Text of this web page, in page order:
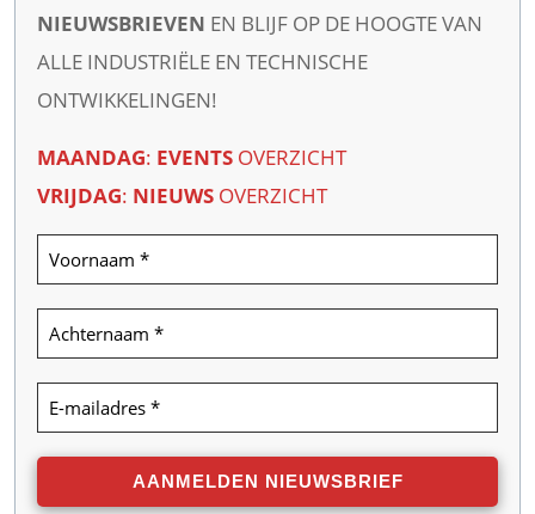
NIEUWSBRIEVEN EN BLIJF OP DE HOOGTE VAN
ALLE INDUSTRIËLE EN TECHNISCHE
ONTWIKKELINGEN!
MAANDAG: EVENTS OVERZICHT
VRIJDAG: NIEUWS OVERZICHT